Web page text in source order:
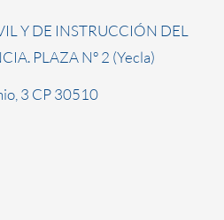
Y DE INSTRUCCIÓN DEL
PLAZA Nº 2 (Yecla)
3 CP 30510